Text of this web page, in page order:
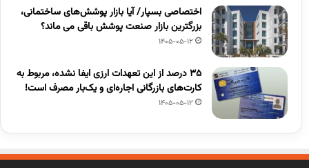
اختصاصی بسپار/ آیا بازار پوشش‌های ساختمانی،
بزرگترین بازار صنعت پوشش باقی می ماند؟
1405-05-12
۳۵ درصد از این تعهدات ارزی ایفا نشده، مربوط به
کارت‌های بازرگانی اجاره‌ای و یک‌بار مصرف است!
1405-05-12